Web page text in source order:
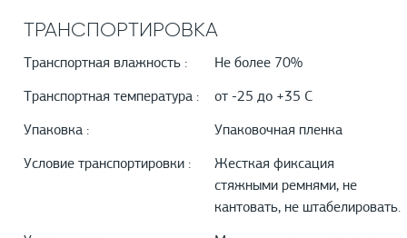
ТРАНСПОРТИРОВКА
Транспортная влажность : Не более 70%
Транспортная температура : от -25 до +35 С
Упаковка : Упаковочная пленка
Условие транспортировки :
Жесткая фиксация
стяжными ремнями, не
кантовать, не штабелировать.